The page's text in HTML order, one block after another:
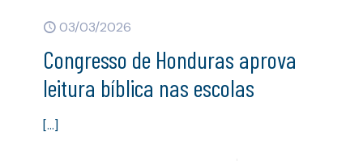
03/03/2026
Congresso de Honduras aprova
leitura bíblica nas escolas
[…]